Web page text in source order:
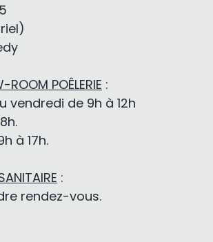
ROOM POÊLERIE :
vendredi de 9h à 12h
à 17h.
:
rendez-vous.